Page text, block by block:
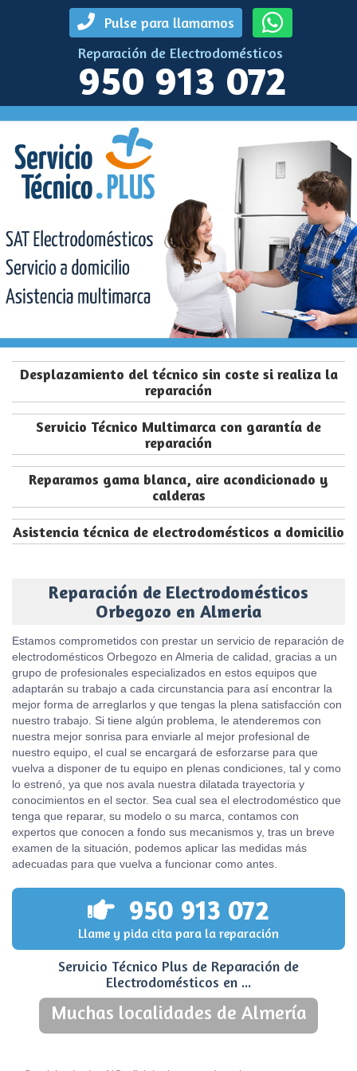
Pulse para llamarnos
Reparación de Electrodomésticos
950 913 072
Desplazamiento del técnico sin coste si realiza la
reparación
Servicio Técnico Multimarca con garantía de
reparación
Reparamos gama blanca, aire acondicionado y
calderas
Asistencia técnica de electrodomésticos a domicilio
Reparación de Electrodomésticos
Orbegozo en Almeria
Estamos comprometidos con prestar un servicio de reparación de
electrodomésticos Orbegozo en Almeria de calidad, gracias a un
grupo de profesionales especializados en estos equipos que
adaptarán su trabajo a cada circunstancia para así encontrar la
mejor forma de arreglarlos y que tengas la plena satisfacción con
nuestro trabajo. Si tiene algún problema, le atenderemos con
nuestra mejor sonrisa para enviarle al mejor profesional de
nuestro equipo, el cual se encargará de esforzarse para que
vuelva a disponer de tu equipo en plenas condiciones, tal y como
lo estrenó, ya que nos avala nuestra dilatada trayectoria y
conocimientos en el sector. Sea cual sea el electrodoméstico que
tenga que reparar, su modelo o su marca, contamos con
expertos que conocen a fondo sus mecanismos y, tras un breve
examen de la situación, podemos aplicar las medidas más
adecuadas para que vuelva a funcionar como antes.
950 913 072
Llame y pida cita para la reparación
Servicio Técnico Plus de Reparación de
Electrodomésticos en ...
Muchas localidades de Almería